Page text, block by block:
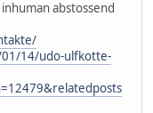
abstossend
14/udo-ulfkotte-